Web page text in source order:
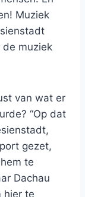
Muziek
de muziek
van wat er
“Op dat
gezet,
te
Dachau
hier te